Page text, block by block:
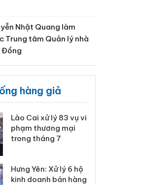
Nhật Quang làm
Trung tâm Quản lý nhà
Đồng
hàng giả
Lào Cai xử lý 83 vụ vi
phạm thương mại
trong tháng 7
Hưng Yên: Xử lý 6 hộ
kinh doanh bán hàng